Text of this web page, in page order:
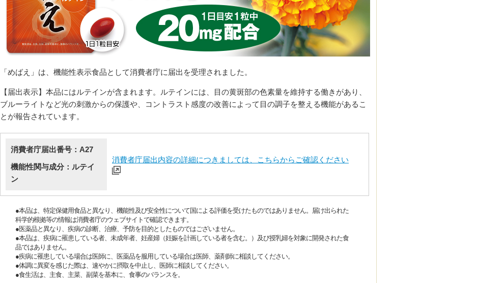
「めばえ」は、機能性表示食品として消費者庁に届出を受理されました。
【届出表示】本品にはルテインが含まれます。ルテインには、目の黄斑部の色素量を維持する働きがあり、
ブルーライトなど光の刺激からの保護や、コントラスト感度の改善によって目の調子を整える機能があるこ
とが報告されています。
消費者庁届出番号：A27
消費者庁届出内容の詳細につきましては、こちらからご確認ください
機能性関与成分：ルテイ
ン
●本品は、特定保健用食品と異なり、機能性及び安全性について国による評価を受けたものではありません。届け出られた
科学的根拠等の情報は消費者庁のウェブサイトで確認できます。
●医薬品と異なり、疾病の診断、治療、予防を目的としたものではございません。
●本品は、疾病に罹患している者、未成年者、妊産婦（妊娠を計画している者を含む。）及び授乳婦を対象に開発された食
品ではありません。
●疾病に罹患している場合は医師に、医薬品を服用している場合は医師、薬剤師に相談してください。
●体調に異変を感じた際は、速やかに摂取を中止し、医師に相談してください。
●食生活は、主食、主菜、副菜を基本に、食事のバランスを。